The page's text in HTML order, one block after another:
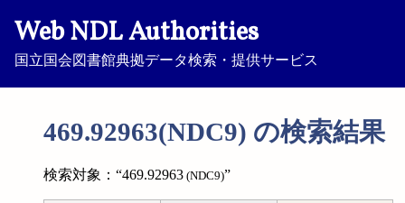
Web NDL Authorities
国立国会図書館典拠データ検索・提供サービス
469.92963(NDC9) の検索結果
検索対象：“469.92963 (NDC9)”